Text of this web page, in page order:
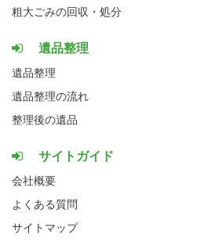
粗大ごみの回収・処分
遺品整理
遺品整理
遺品整理の流れ
整理後の遺品
サイトガイド
会社概要
よくある質問
サイトマップ